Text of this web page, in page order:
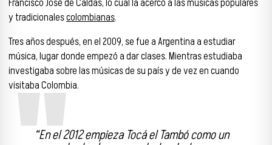
y tradicionalescolombianas.
Tres años después, en el 2009, se fue a Argentina a estudiar
música, lugar donde empezó a dar clases. Mientras estudiaba
investigaba sobre las músicas de su país y de vez en cuando
visitaba Colombia.
“En el 2012 empieza Tocá el Tambó como un